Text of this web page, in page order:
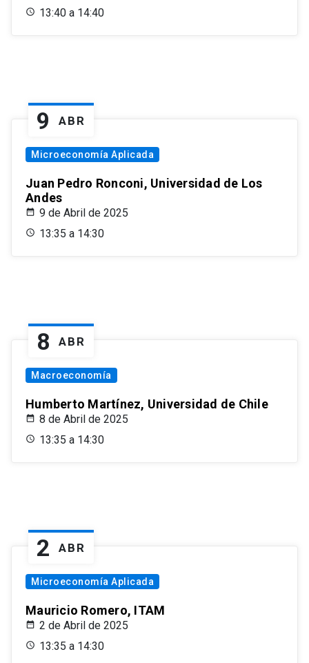
13:40 a 14:40
9 ABR
Microeconomía Aplicada
Juan Pedro Ronconi, Universidad de Los
Andes
9 de Abril de 2025
13:35 a 14:30
8 ABR
Macroeconomía
Humberto Martínez, Universidad de Chile
8 de Abril de 2025
13:35 a 14:30
2 ABR
Microeconomía Aplicada
Mauricio Romero, ITAM
2 de Abril de 2025
13:35 a 14:30